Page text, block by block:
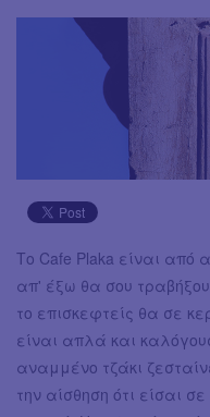
Το Cafe Plaka είναι
απ' έξω θα σου
το επισκεφτείς θα σε
είναι απλά και
αναμμένο τζάκι
την αίσθηση ότι είσαι